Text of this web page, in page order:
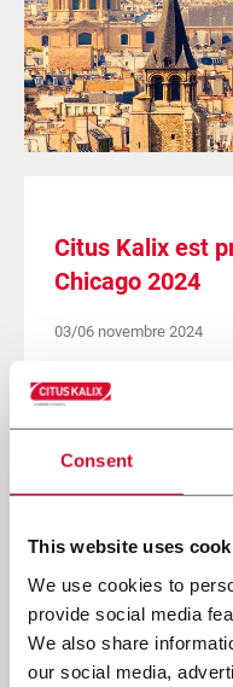
Consent
This website uses
We use cookies to
provide social media
We also share
our social media,
Citus Kalix est
Chicago 2024
03/06 novembre 2024
CHICAGO (IL), USA -